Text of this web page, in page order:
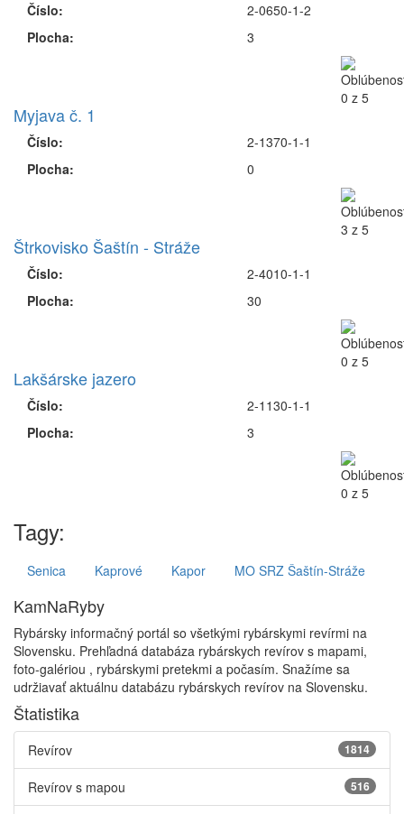
Číslo:
Plocha:
2-0650-1-2
3
Myjava č. 1
Číslo:
Plocha:
2-1370-1-1
0
Štrkovisko Šaštín - Stráže
Číslo:
Plocha:
2-4010-1-1
30
Lakšárske jazero
Číslo:
Plocha:
2-1130-1-1
3
Tagy:
Senica Kaprové Kapor MO SRZ Šaštín-Stráže
KamNaRyby
Rybársky informačný portál so všetkými rybárskymi revírmi na
Slovensku. Prehľadná databáza rybárskych revírov s mapami,
foto-galériou , rybárskymi pretekmi a počasím. Snažíme sa
udržiavať aktuálnu databázu rybárskych revírov na Slovensku.
Štatistika
1814
Revírov
516
Revírov s mapou